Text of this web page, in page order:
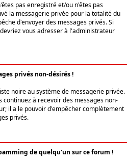
pas enregistré et/ou n'êtes pas
la messagerie privée pour la totalité du
d'envoyer des messages privés. Si
vous adresser à l'administrateur
privés non-désirés !
noire au système de messagerie privée.
à recevoir des messages non-
il a le pouvoir d'empêcher complètement
privés.
de quelqu'un sur ce forum !